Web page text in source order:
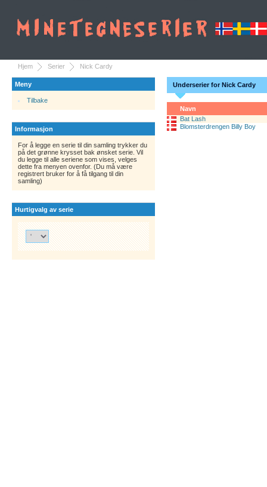
Hjem Serier Nick Cardy
Meny
Tilbake
Informasjon
For å legge en serie til din samling trykker du
på det grønne krysset bak ønsket serie. Vil
du legge til alle seriene som vises, velges
dette fra menyen ovenfor. (Du må være
registrert bruker for å få tilgang til din
samling)
Hurtigvalg av serie
Underserier for Nick Cardy
Navn
Bat Lash
Blomsterdrengen Billy Boy